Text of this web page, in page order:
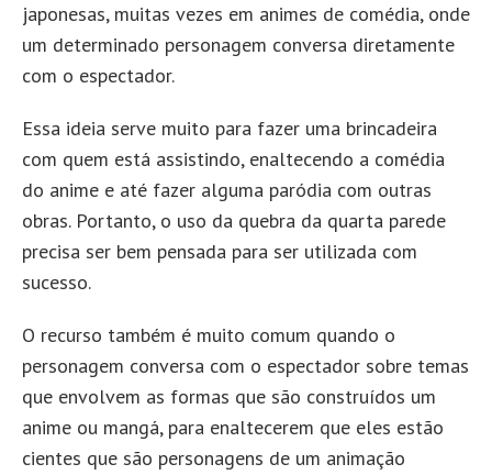
japonesas, muitas vezes em animes de comédia, onde
um determinado personagem conversa diretamente
com o espectador.
Essa ideia serve muito para fazer uma brincadeira
com quem está assistindo, enaltecendo a comédia
do anime e até fazer alguma paródia com outras
obras. Portanto, o uso da quebra da quarta parede
precisa ser bem pensada para ser utilizada com
sucesso.
O recurso também é muito comum quando o
personagem conversa com o espectador sobre temas
que envolvem as formas que são construídos um
anime ou mangá, para enaltecerem que eles estão
cientes que são personagens de um animação